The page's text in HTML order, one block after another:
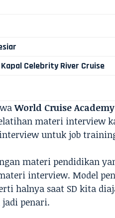
Celebrity River Cruise
World Cruise Academy
materi interview
untuk job
materi pendidikan
interview. Model
halnya saat SD kita
penari.